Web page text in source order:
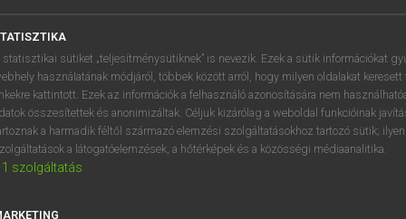
szótár
VAN ELŐFIZETÉSED?
megtekintéséhez.
statisztikai sütiket „teljesítménysütiknek” is nevezik. Ezek a sütik információkat
használatának módjáról, többek között arról, hogy milyen oldalakat keresett
kattintott. Ezek az információk a felhasználó azonosítására nem
összesítettek és anonimizáltak. Céljuk kizárólag a weboldal funkcióinak
a harmadik féltől származó elemzési szolgáltatásokhoz tartozó sütik;
a látogatóelemzések, a hőtérképek és a közösségi médiaanalitika.
1 szolgáltatás
1 2 3 4 5 6 7 8 9
q w e r t z u i
a s d f g h j k l é
í y x c v b n m , .